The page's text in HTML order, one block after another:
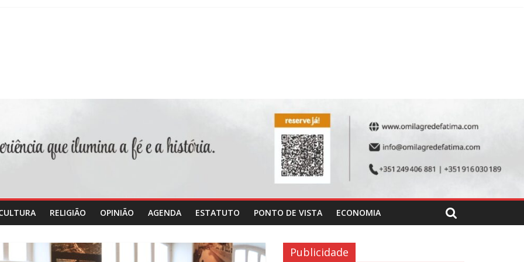
RELIGIÃO OPINIÃO AGENDA ESTATUTO PONTO DE VISTA ECONOMIA
Publicidade